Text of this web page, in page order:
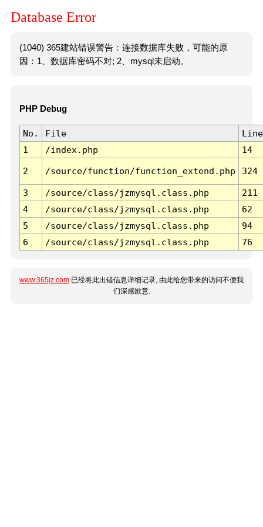
Database Error
(1040) 365建站错误警告：连接数据库失败，可能的原
因：1、数据库密码不对; 2、mysql未启动。
PHP Debug
No. File
Line
1
/index.php 14
2 /source/function/function_extend.php 324
3 /source/class/jzmysql.class.php
211
4
/source/class/jzmysql.class.php
62
5
/source/class/jzmysql.class.php
94
6
/source/class/jzmysql.class.php 76
www.365jz.com 已经将此出错信息详细记录, 由此给您带来的访问不便我
们深感歉意.